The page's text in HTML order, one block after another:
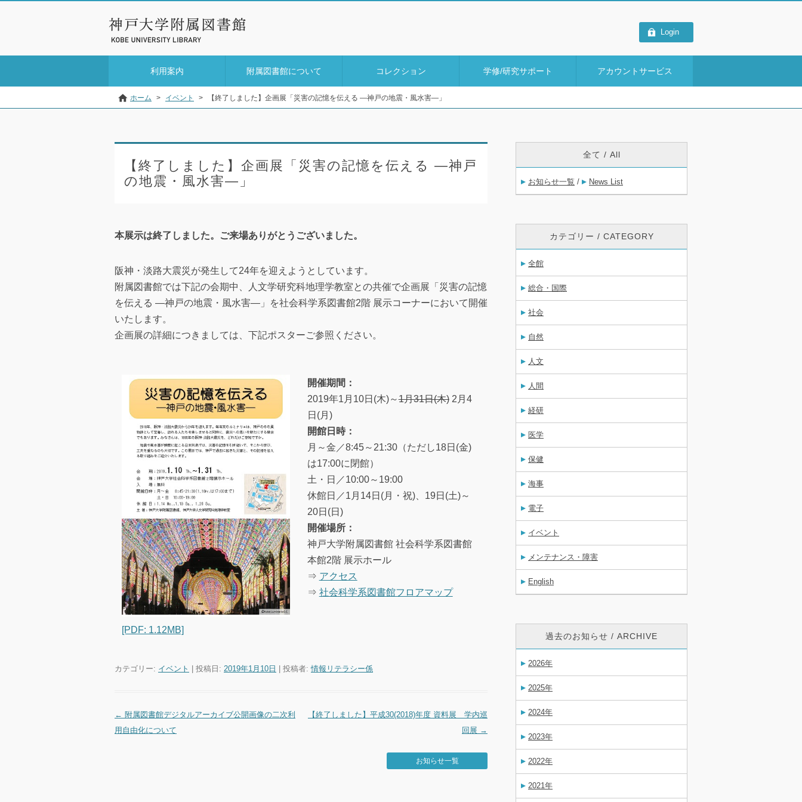
Login
利用案内 附属図書館について コレクション 学修/研究サポート アカウントサービス
ホーム > イベント > 【終了しました】企画展「災害の記憶を伝える ―神戸の地震・風水害―」
【終了しました】企画展「災害の記憶を伝える ―神戸
の地震・風水害―」
本展示は終了しました。ご来場ありがとうございました。
阪神・淡路大震災が発生して24年を迎えようとしています。
附属図書館では下記の会期中、人文学研究科地理学教室との共催で企画展「災害の記憶
を伝える ―神戸の地震・風水害―」を社会科学系図書館2階 展示コーナーにおいて開催
いたします。
企画展の詳細につきましては、下記ポスターご参照ください。
[PDF: 1.12MB]
開催期間：
2019年1月10日(木)～1月31日(木)2月4
日(月)
開館日時：
月～金／8:45～21:30（ただし18日(金)
は17:00に閉館）
土・日／10:00～19:00
休館日／1月14日(月・祝)、19日(土)～
20日(日)
開催場所：
神戸大学附属図書館 社会科学系図書館
本館2階 展示ホール
⇒ アクセス
⇒ 社会科学系図書館フロアマップ
カテゴリー: イベント | 投稿日: 2019年1月10日 投稿者:情報リテラシー係
投稿ナビゲーション
← 附属図書館デジタルアーカイブ公開画像の二次利
用自由化について
【終了しました】平成30(2018)年度 資料展 学内巡
回展 →
お知らせ一覧
全て / All
お知らせ一覧 / News List
カテゴリー / CATEGORY
全館
総合・国際
社会
自然
人文
人間
経研
医学
保健
海事
電子
イベント
メンテナンス・障害
English
過去のお知らせ / ARCHIVE
2026年
2025年
2024年
2023年
2022年
2021年